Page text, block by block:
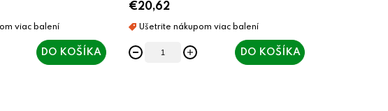
DO KOŠÍKA
€20,62
DO KOŠÍKA